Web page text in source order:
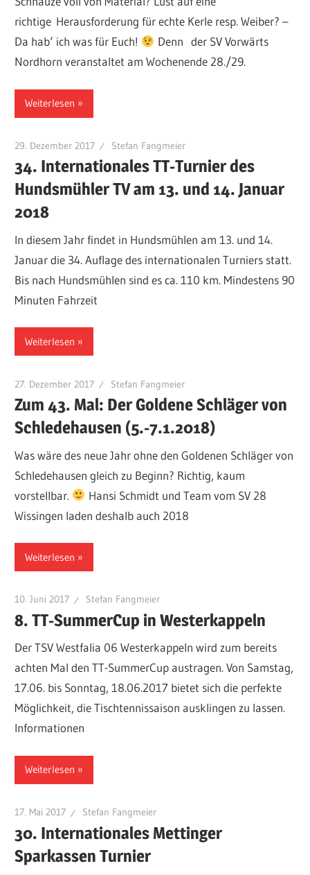
richtige Herausforderung für echte Kerle resp. Weiber? –
Da hab‘ ich was für Euch!
Denn der SV Vorwärts
Nordhorn veranstaltet am Wochenende 28./29.
Weiterlesen
29. Dezember 2017 Stefan Fangmeier
34. Internationales TT-Turnier des
Hundsmühler TV am 13. und 14. Januar
2018
In diesem Jahr findet in Hundsmühlen am 13. und 14.
Januar die 34. Auflage des internationalen Turniers statt.
Bis nach Hundsmühlen sind es ca. 110 km. Mindestens 90
Minuten Fahrzeit
Weiterlesen
27. Dezember 2017 Stefan Fangmeier
Zum 43. Mal: Der Goldene Schläger von
Schledehausen (5.-7.1.2018)
Was wäre des neue Jahr ohne den Goldenen Schläger von
Schledehausen gleich zu Beginn? Richtig, kaum
vorstellbar.
Hansi Schmidt und Team vom SV 28
Wissingen laden deshalb auch 2018
Weiterlesen
10. Juni 2017 Stefan Fangmeier
8. TT-SummerCup in Westerkappeln
Der TSV Westfalia 06 Westerkappeln wird zum bereits
achten Mal den TT-SummerCup austragen. Von Samstag,
17.06. bis Sonntag, 18.06.2017 bietet sich die perfekte
Möglichkeit, die Tischtennissaison ausklingen zu lassen.
Informationen
Weiterlesen
17. Mai 2017 Stefan Fangmeier
30. Internationales Mettinger
Sparkassen Turnier